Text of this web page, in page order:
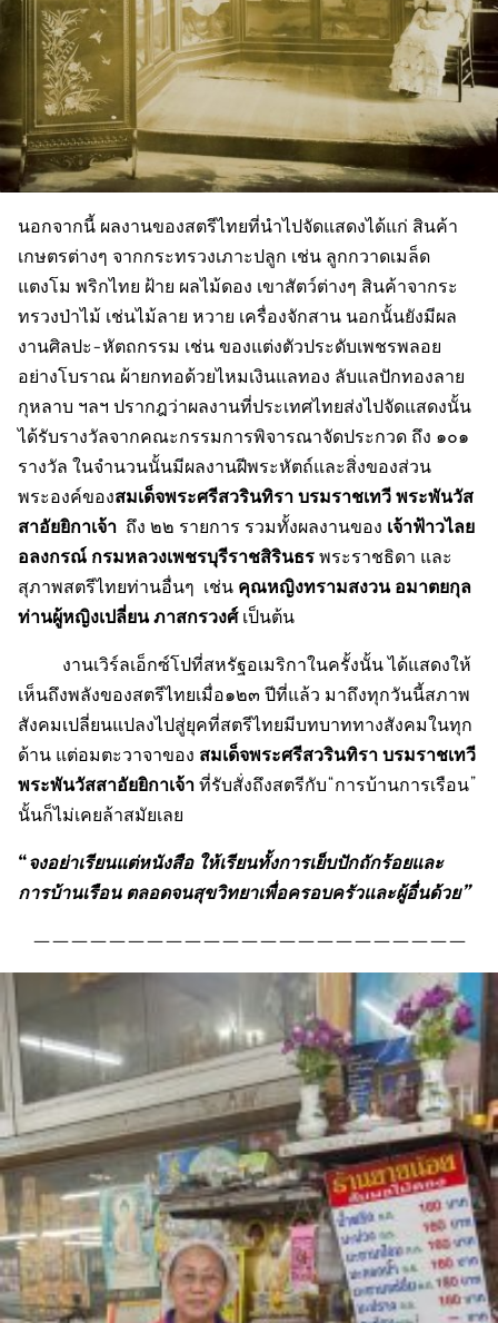
นอกจากนี้ ผลงานของสตรีไทยที่นำไปจัดแสดงได้แก่ สินค้า
เกษตรต่างๆ จากกระทรวงเภาะปลูก เช่น ลูกกวาดเมล็ด
แตงโม พริกไทย ฝ้าย ผลไม้ดอง เขาสัตว์ต่างๆ สินค้าจากระ
ทรวงป่าไม้ เช่นไม้ลาย หวาย เครื่องจักสาน นอกนั้นยังมีผล
งานศิลปะ-หัตถกรรม เช่น ของแต่งตัวประดับเพชรพลอย
อย่างโบราณ ผ้ายกทอด้วยไหมเงินแลทอง ลับแลปักทองลาย
กุหลาบ ฯลฯ ปรากฎว่าผลงานที่ประเทศไทยส่งไปจัดแสดงนั้น
ได้รับรางวัลจากคณะกรรมการพิจารณาจัดประกวด ถึง ๑๐๑
รางวัล ในจำนวนนั้นมีผลงานฝีพระหัตถ์และสิ่งของส่วน
พระองค์ของสมเด็จพระศรีสวรินทิรา บรมราชเทวี พระพันวัส
สาอัยยิกาเจ้า ถึง ๒๒ รายการ รวมทั้งผลงานของ เจ้าฟ้าวไลย
อลงกรณ์ กรมหลวงเพชรบุรีราชสิรินธรพระราชธิดา และ
สุภาพสตรีไทยท่านอื่นๆ เช่น คุณหญิงทรามสงวน อมาตยกุล
ท่านผู้หญิงเปลี่ยน ภาสกรวงศ์เป็นต้น
งานเวิร์ลเอ็กซ์โปที่สหรัฐอเมริกาในครั้งนั้น ได้แสดงให้
เห็นถึงพลังของสตรีไทยเมื่อ๑๒๓ ปีที่แล้ว มาถึงทุกวันนี้สภาพ
สังคมเปลี่ยนแปลงไปสู่ยุคที่สตรีไทยมีบทบาททางสังคมในทุก
ด้าน แต่อมตะวาจาของ สมเด็จพระศรีสวรินทิรา บรมราชเทวี
พระพันวัสสาอัยยิกาเจ้าที่รับสั่งถึงสตรีกับ“การบ้านการเรือน”
นั้นก็ไม่เคยล้าสมัยเลย
“จงอย่าเรียนแต่หนังสือ ให้เรียนทั้งการเย็บปักถักร้อยและ
การบ้านเรือน ตลอดจนสุขวิทยาเพื่อครอบครัวและผู้อื่นด้วย”
———————————————————————